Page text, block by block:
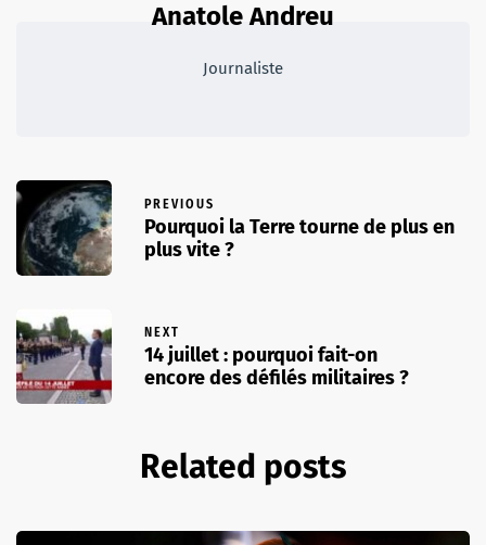
Anatole Andreu
Journaliste
PREVIOUS
Pourquoi la Terre tourne de plus en
plus vite ?
NEXT
14 juillet : pourquoi fait-on
encore des défilés militaires ?
Related posts